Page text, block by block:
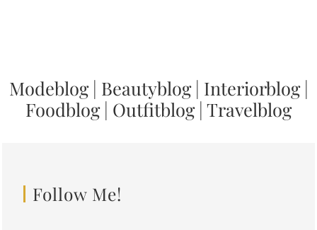
Modeblog| Beautyblog| Interiorblog|
Foodblog| Outfitblog| Travelblog
Follow Me!